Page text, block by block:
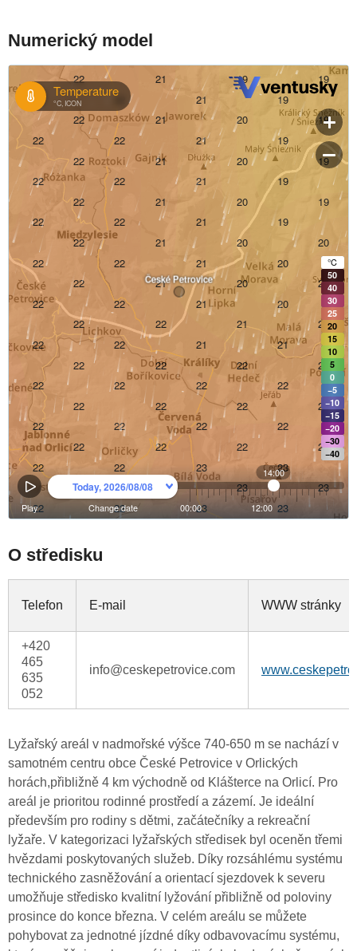
Numerický model
O středisku
Telefon E-mail WWW stránky
+420
465
635
052
info@ceskepetrovice.com
Lyžařský areál v nadmořské výšce 740-650 m se nachází v
samotném centru obce České Petrovice v Orlických
horách,přibližně 4 km východně od Klášterce na Orlicí. Pro
areál je prioritou rodinné prostředí a zázemí. Je ideální
především pro rodiny s dětmi, začátečníky a rekreační
lyžaře. V kategorizaci lyžařských středisek byl oceněn třemi
hvězdami poskytovaných služeb. Díky rozsáhlému systému
technického zasněžování a orientací sjezdovek k severu
umožňuje středisko kvalitní lyžování přibližně od poloviny
prosince do konce března. V celém areálu se můžete
pohybovat za jednotné jízdné díky odbavovacímu systému,